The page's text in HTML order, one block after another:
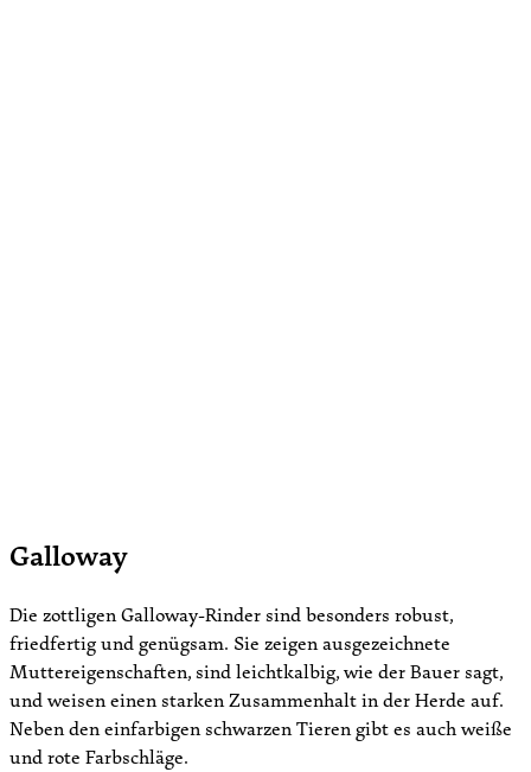
Galloway
Die zottligen Galloway-Rinder sind besonders robust,
friedfertig und genügsam. Sie zeigen ausgezeichnete
Muttereigenschaften, sind leichtkalbig, wie der Bauer sagt,
und weisen einen starken Zusammenhalt in der Herde auf.
Neben den einfarbigen schwarzen Tieren gibt es auch weiße
und rote Farbschläge.